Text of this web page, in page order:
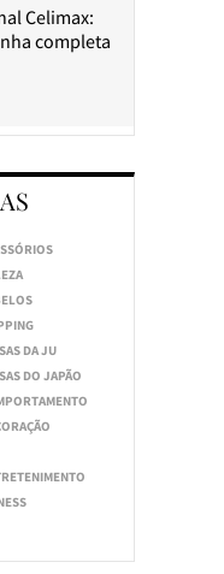
Celimax:
completa
DA JU
DO JAPÃO